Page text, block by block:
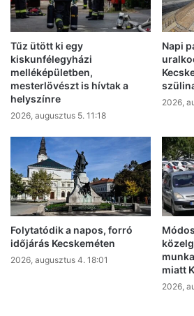
Tűz ütött ki egy
kiskunfélegyházi
melléképületben,
mesterlövészt is hívtak a
helyszínre
2026, augusztus 5. 11:18
Napi
2026,
Folytatódik a napos, forró
időjárás Kecskeméten
2026, augusztus 4. 18:01
miatt
2026,